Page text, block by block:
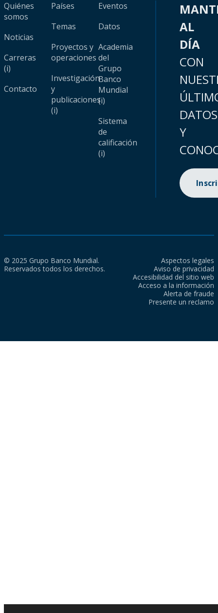
Quiénes
somos
Noticias
Carreras
(i)
Contacto
Países
Temas
Proyectos y
operaciones
Investigación
y
publicaciones
(i)
Eventos
Datos
Academia
del
Grupo
Banco
Mundial
(i)
Sistema
de
calificación
(i)
AL
DÍA
CON
DATOS
Y
© 2025 Grupo Banco Mundial.
Reservados todos los derechos.
Aspectos legales
Aviso de privacidad
Accesibilidad del sitio web
Acceso a la información
Alerta de fraude
Presente un reclamo